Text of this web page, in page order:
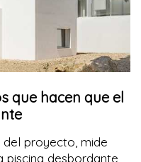
que hacen que el
proyecto, mide
piscina desbordante